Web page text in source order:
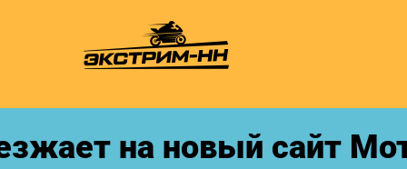
на новый сайт